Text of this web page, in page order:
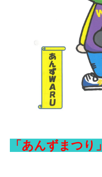
「あんずまつ